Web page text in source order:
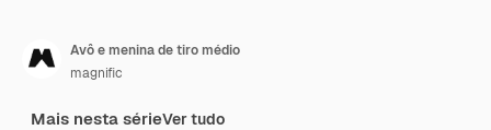
Avô e menina de tiro médio
magnific
Mais nesta sérieVer tudo